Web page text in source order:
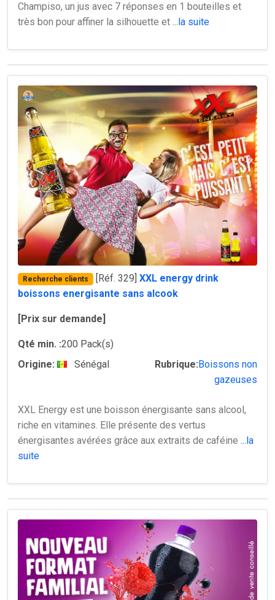
Champiso, un jus avec 7 réponses en 1 bouteilles et
très bon pour affiner la silhouette et ...la suite
Recherche clients [Réf. 329] XXL energy drink
boissons energisante sans alcook
[Prix sur demande]
Qté min. :200 Pack(s)
Origine:
Sénégal Rubrique:Boissons non
gazeuses
XXL Energy est une boisson énergisante sans alcool,
riche en vitamines. Elle présente des vertus
énergisantes avérées grâce aux extraits de caféine ...la
suite